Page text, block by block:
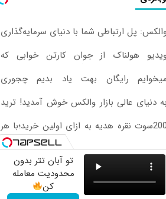
پل ارتباطی شما با دنیای سرمایه‌گذاری
هولناک از جوان کارتن خوابی که
میخوایم رایگان بهت یاد بدیم چجوری
به دنیای عالی بازار والکس خوش آمدید! ترید
200سوت نقره هدیه به ازای اولین خرید؛با هر
تو آبان تتر بدون
محدودیت معامله
کن